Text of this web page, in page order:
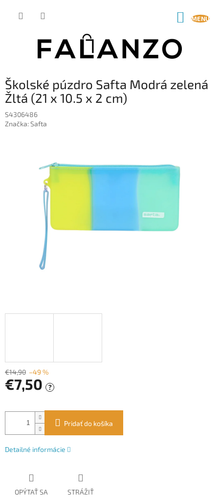
Školské púzdro Safta Modrá zelená
Žltá (21 x 10.5 x 2 cm)
S4306486
Značka:Safta
€14,90 –49 %
€7,50 ?
cena:
Pridať do košíka
Detailné informácie
OPÝTAŤ SA STRÁŽIŤ